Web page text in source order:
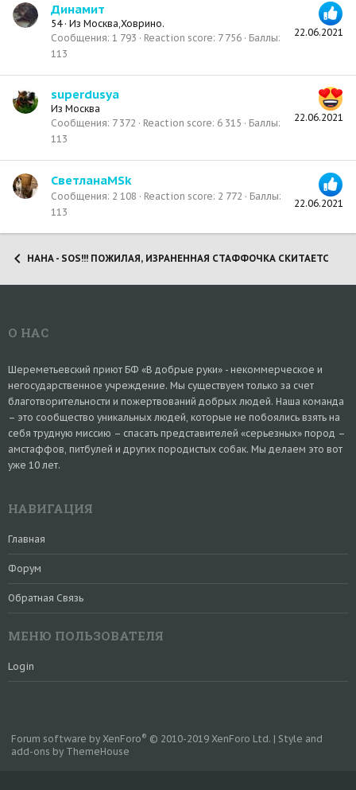
22.06.2021
Динамит
54 · Из Москва,Ховрино.
Сообщения 1 793 Reaction score 7 756
Баллы
113
22.06.2021
superdusya
Из Москва
Сообщения 7 372 Reaction score 6 315
Баллы
113
22.06.2021
СветланаMSk
Сообщения 2 108 Reaction score 2 772
Баллы
113
НАНА - SOS!!! ПОЖИЛАЯ, ИЗРАНЕННАЯ СТАФФОЧКА СКИТАЕТСЯ
О НАС
Шереметьевский приют БФ «В добрые руки» - некоммерческое и
негосударственное учреждение. Мы существуем только за счет
благотворительности и пожертвований добрых людей. Наша команда
– это сообщество уникальных людей, которые не побоялись взять на
себя трудную миссию – спасать представителей «серьезных» пород –
амстаффов, питбулей и других породистых собак. Мы делаем это вот
уже 10 лет.
НАВИГАЦИЯ
Главная
Форум
Обратная Связь
МЕНЮ ПОЛЬЗОВАТЕЛЯ
Login
Forum software by XenForo® © 2010-2019 XenForo Ltd. | Style and
add-ons by ThemeHouse